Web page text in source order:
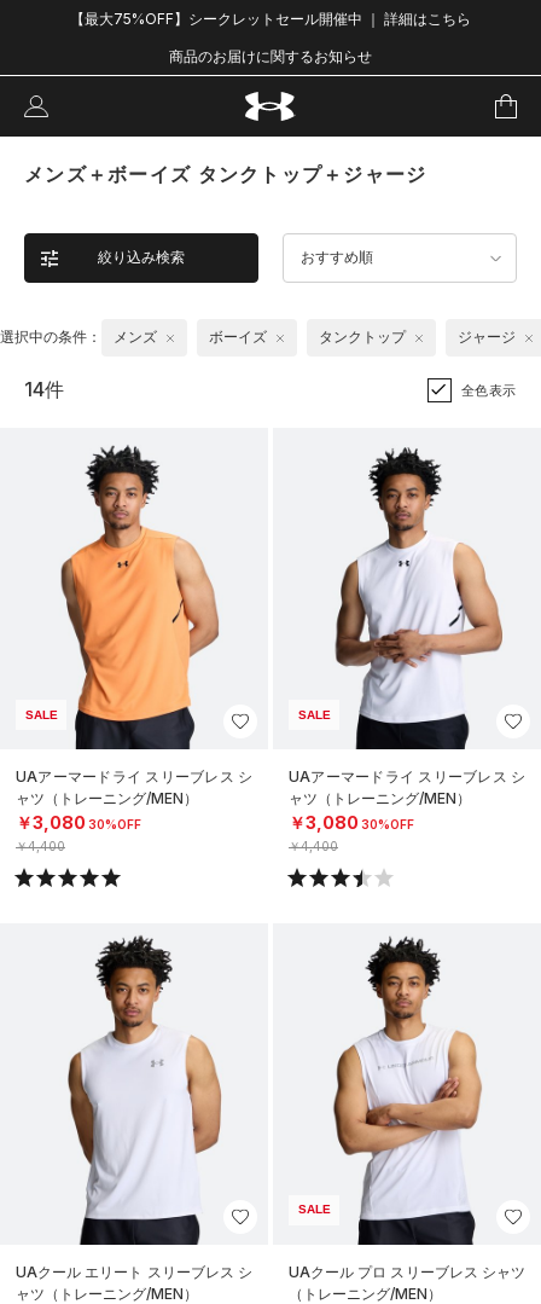
【最大75%OFF】シークレットセール開催中 ｜ 詳細はこちら
商品のお届けに関するお知らせ
メンズ＋ボーイズ タンクトップ＋ジャージ
絞り込み検索 おすすめ順
選択中の条件： メンズ ボーイズ タンクトップ ジャージ
14件 全色表示
SALE
UAアーマードライ スリーブレス シ
ャツ（トレーニング/MEN）
￥3,080 30%OFF
￥4,400
SALE
UAアーマードライ スリーブレス シ
ャツ（トレーニング/MEN）
￥3,080 30%OFF
￥4,400
UAクール エリート スリーブレス シ
ャツ（トレーニング/MEN）
SALE
UAクール プロ スリーブレス シャツ
（トレーニング/MEN）